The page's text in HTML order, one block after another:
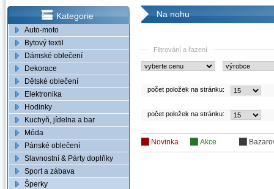
Kategorie
Auto-moto
Bytový textil
Dámské oblečení
Dekorace
Dětské oblečení
Elektronika
Hodinky
Kuchyň, jídelna a bar
Móda
Pánské oblečení
Slavnostní & Párty doplňky
Sport a zábava
Šperky
Na nohu
Filtrování a řazení
počet položek na stránku:
počet položek na stránku:
Novinka Akce